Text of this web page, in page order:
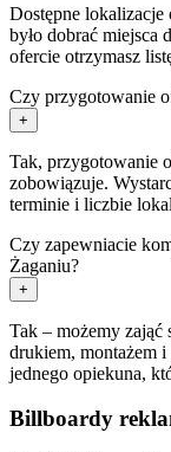
Dostępne lokalizacje
było dobrać miejsca
ofercie otrzymasz
Czy przygotowanie
+
Tak, przygotowanie
zobowiązuje.
terminie i liczbie
Czy zapewniacie
Żaganiu?
+
Tak – możemy zająć
drukiem, montażem
jednego opiekuna,
Billboardy